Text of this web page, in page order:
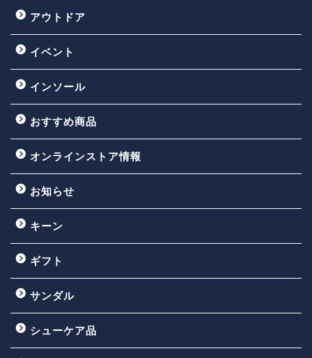
アウトドア
イベント
インソール
おすすめ商品
オンラインストア情報
お知らせ
キーン
ギフト
サンダル
シューケア品